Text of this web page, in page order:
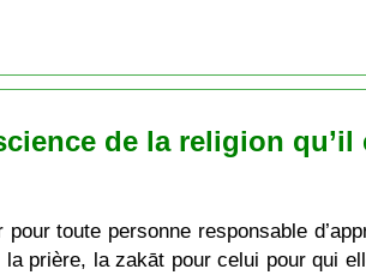
de la religion
toute personne responsable
prière, la zakāt pour celui pour qui